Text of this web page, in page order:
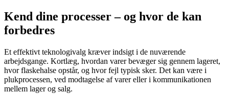
Kend dine processer – og hvor de kan
forbedres
Et effektivt teknologivalg kræver indsigt i de nuværende
arbejdsgange. Kortlæg, hvordan varer bevæger sig gennem lageret,
hvor flaskehalse opstår, og hvor fejl typisk sker. Det kan være i
plukprocessen, ved modtagelse af varer eller i kommunikationen
mellem lager og salg.